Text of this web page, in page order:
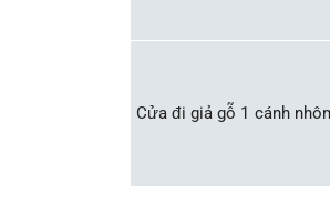
Cửa đi giả gỗ 1 cánh